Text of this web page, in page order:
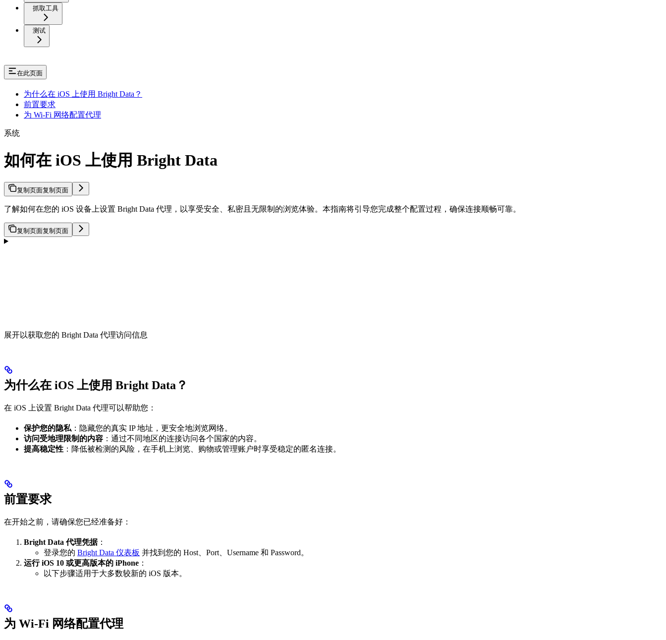
抓取工具
测试
在此页面
为什么在 iOS 上使用 Bright Data？
前置要求
为 Wi-Fi 网络配置代理
系统
如何在 iOS 上使用 Bright Data
复制页面复制页面
了解如何在您的 iOS 设备上设置 Bright Data 代理，以享受安全、私密且无限制的浏览体验。本指南将引导您完成整个配置过程，确保连接顺畅可靠。
复制页面复制页面
展开以获取您的 Bright Data 代理访问信息
为什么在 iOS 上使用 Bright Data？
在 iOS 上设置 Bright Data 代理可以帮助您：
保护您的隐私 ：隐藏您的真实 IP 地址，更安全地浏览网络。
访问受地理限制的内容 ：通过不同地区的连接访问各个国家的内容。
提高稳定性 ：降低被检测的风险，在手机上浏览、购物或管理账户时享受稳定的匿名连接。
前置要求
在开始之前，请确保您已经准备好：
Bright Data 代理凭据：
登录您的 Bright Data 仪表板 并找到您的 Host、Port、Username 和 Password。
运行 iOS 10 或更高版本的 iPhone ：
以下步骤适用于大多数较新的 iOS 版本。
为 Wi-Fi 网络配置代理